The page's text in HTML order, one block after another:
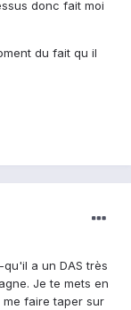
donc fait moi
du fait qu il
a un DAS très
Je te mets en
faire taper sur